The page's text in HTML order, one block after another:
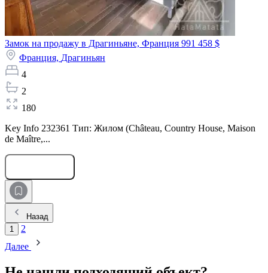
Замок на продажу в Драгиньяне, Франция 991 458 $
Франция, Драгиньян
4
2
180
Key Info 232361 Тип: Жилом (Château, Country House, Maison
de Maître,...
Назад
1
2
Далее